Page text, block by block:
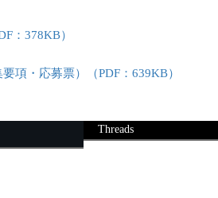
：378KB）
項・応募票）（PDF：639KB）
Threads